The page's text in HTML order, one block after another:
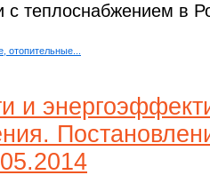
с теплоснабжением в
отопительные...
и